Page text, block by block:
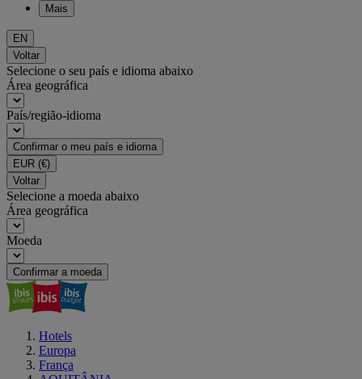
Mais
EN
Voltar
Selecione o seu país e idioma abaixo
Área geográfica
País/região-idioma
Confirmar o meu país e idioma
EUR (€)
Voltar
Selecione a moeda abaixo
Área geográfica
Moeda
Confirmar a moeda
Hotels
Europa
França